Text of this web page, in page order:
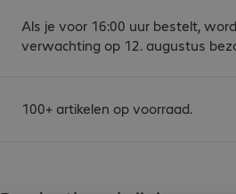
Als je voor 16:00 uur bestelt,
verwachting op 12. augustus
100+ artikelen op voorraad.